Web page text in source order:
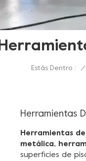
Estás Dentro : /
Herramientas
Herramientas
metálica,
superficies de